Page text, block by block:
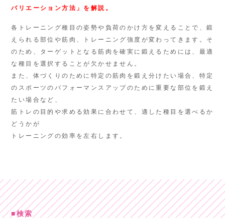
バリエーション方法」を解説。
各トレーニング種目の姿勢や負荷のかけ方を変えることで、鍛
えられる部位や筋肉、トレーニング強度が変わってきます。そ
のため、ターゲットとなる筋肉を確実に鍛えるためには、最適
な種目を選択することが欠かせません。
また、体づくりのために特定の筋肉を鍛え分けたい場合、特定
のスポーツのパフォーマンスアップのために重要な部位を鍛え
たい場合など、
筋トレの目的や求める効果に合わせて、適した種目を選べるか
どうかが
トレーニングの効率を左右します。
検索